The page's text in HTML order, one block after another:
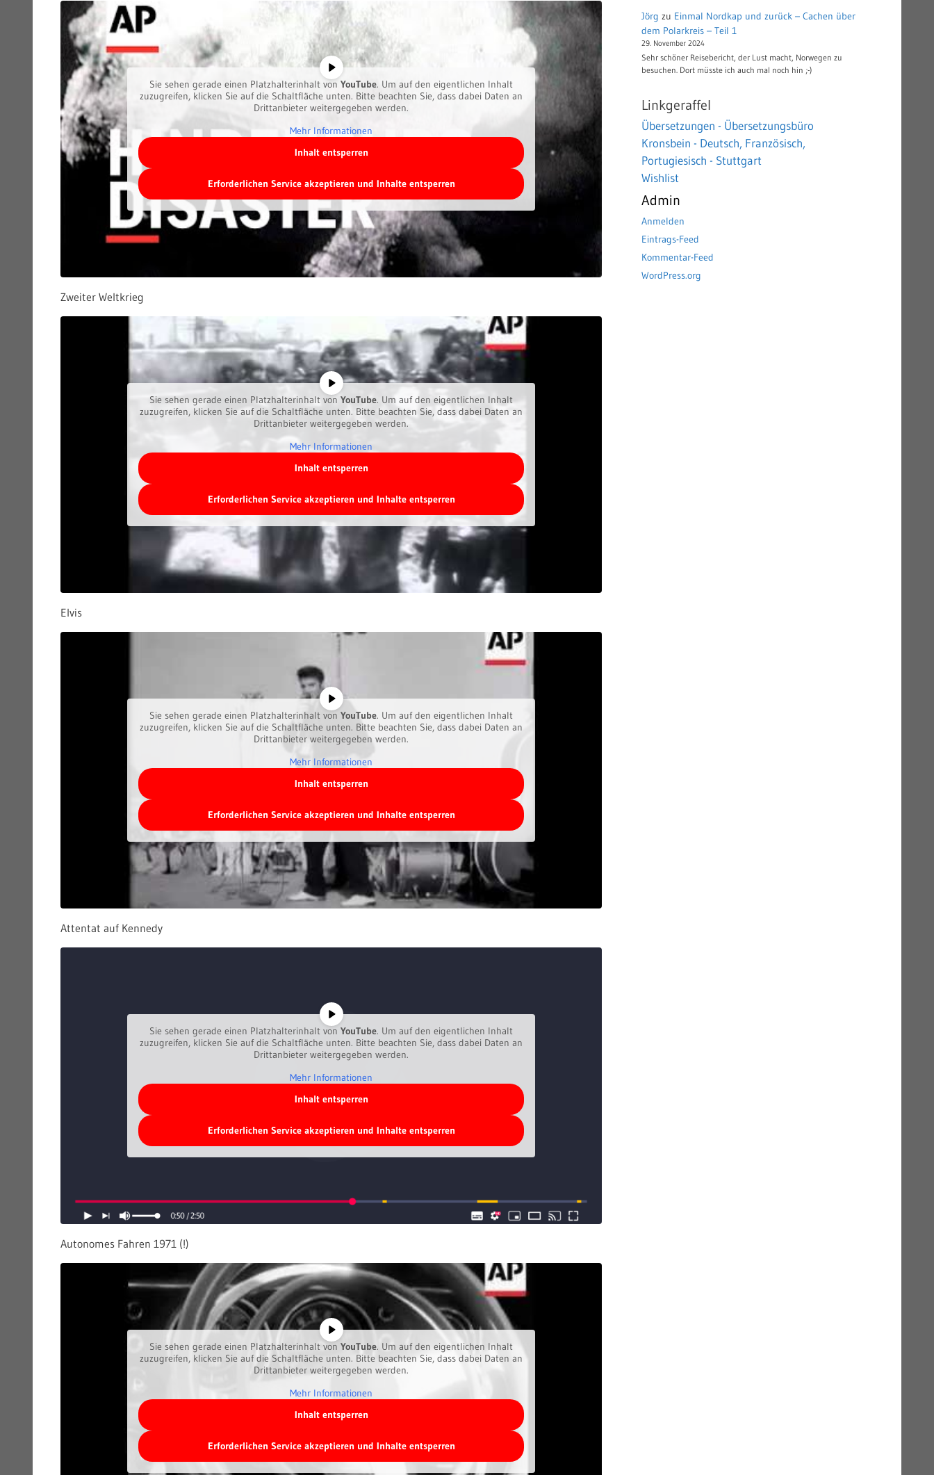
Sie sehen gerade einen Platzhalterinhalt von YouTube. Um auf den eigentlichen Inhalt
zuzugreifen, klicken Sie auf die Schaltfläche unten. Bitte beachten Sie, dass dabei Daten an
Drittanbieter weitergegeben werden.
Mehr Informationen
Inhalt entsperren
Erforderlichen Service akzeptieren und Inhalte entsperren
Zweiter Weltkrieg
Sie sehen gerade einen Platzhalterinhalt von YouTube. Um auf den eigentlichen Inhalt
zuzugreifen, klicken Sie auf die Schaltfläche unten. Bitte beachten Sie, dass dabei Daten an
Drittanbieter weitergegeben werden.
Mehr Informationen
Inhalt entsperren
Erforderlichen Service akzeptieren und Inhalte entsperren
Elvis
Sie sehen gerade einen Platzhalterinhalt von YouTube. Um auf den eigentlichen Inhalt
zuzugreifen, klicken Sie auf die Schaltfläche unten. Bitte beachten Sie, dass dabei Daten an
Drittanbieter weitergegeben werden.
Mehr Informationen
Inhalt entsperren
Erforderlichen Service akzeptieren und Inhalte entsperren
Attentat auf Kennedy
Sie sehen gerade einen Platzhalterinhalt von YouTube. Um auf den eigentlichen Inhalt
zuzugreifen, klicken Sie auf die Schaltfläche unten. Bitte beachten Sie, dass dabei Daten an
Drittanbieter weitergegeben werden.
Mehr Informationen
Inhalt entsperren
Erforderlichen Service akzeptieren und Inhalte entsperren
Autonomes Fahren 1971 (!)
Sie sehen gerade einen Platzhalterinhalt von YouTube. Um auf den eigentlichen Inhalt
zuzugreifen, klicken Sie auf die Schaltfläche unten. Bitte beachten Sie, dass dabei Daten an
Drittanbieter weitergegeben werden.
Mehr Informationen
Inhalt entsperren
Erforderlichen Service akzeptieren und Inhalte entsperren
Jörg zu Einmal Nordkap und zurück – Cachen über
dem Polarkreis – Teil 1
29. November 2024
Sehr schöner Reisebericht, der Lust macht, Norwegen zu
besuchen. Dort müsste ich auch mal noch hin ;-)
Linkgeraffel
Übersetzungen - Übersetzungsbüro
Kronsbein - Deutsch, Französisch,
Portugiesisch - Stuttgart
Wishlist
Admin
Anmelden
Eintrags-Feed
Kommentar-Feed
WordPress.org